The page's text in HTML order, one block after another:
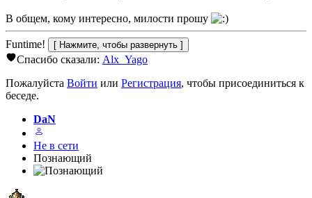
В общем, кому интересно, милости прошу
Funtime!
Спасибо сказали: Alx_Yago
Пожалуйста Войти или Регистрация, чтобы присоединиться к
беседе.
DaN
Не в сети
Познающий